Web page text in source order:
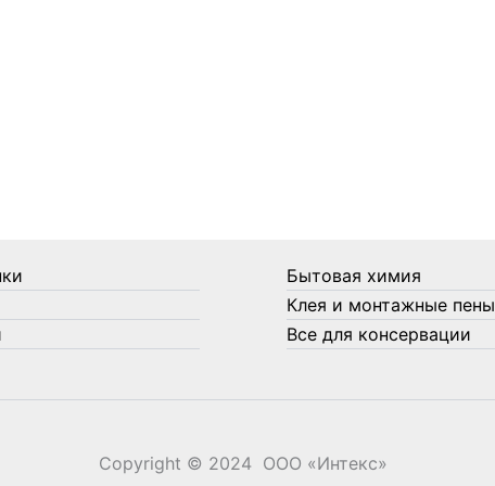
Бытовая химия
Клея и монтажные пены
Все для консервации
Copyright © 2024 ООО «‎Интекс»‎